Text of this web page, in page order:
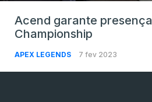
Acend garante
Championship
APEX LEGENDS 7 fev 2023